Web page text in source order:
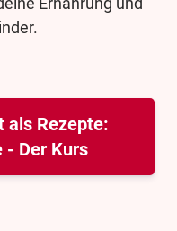
als Rezepte:
- Der Kurs